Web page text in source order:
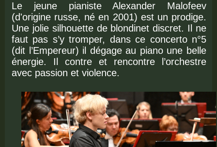
Le jeune pianiste Alexander Malofeev
(d'origine russe, né en 2001) est un prodige.
Une jolie silhouette de blondinet discret. Il ne
faut pas s’y tromper, dans ce concerto n°5
(dit l’Empereur) il dégage au piano une belle
énergie. Il contre et rencontre l’orchestre
avec passion et violence.